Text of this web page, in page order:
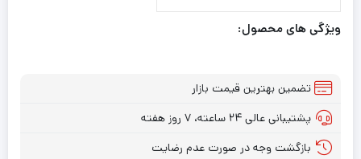
ویژگی های محصول:
تضمین بهترین قیمت بازار
پشتیبانی عالی ۲۴ ساعته، ۷ روز هفته
بازگشت وجه در صورت عدم رضایت